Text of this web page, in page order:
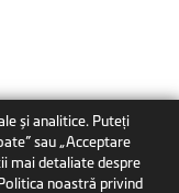
și analitice. Puteți
sau „Acceptare
mai detaliate despre
noastră privind